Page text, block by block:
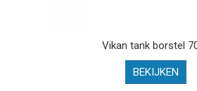
Vikan tank borstel
BEKIJKEN